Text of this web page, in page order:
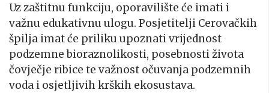
Uz zaštitnu funkciju, oporavilište će imati i
važnu edukativnu ulogu. Posjetitelji Cerovačkih
špilja imat će priliku upoznati vrijednost
podzemne bioraznolikosti, posebnosti života
čovječje ribice te važnost očuvanja podzemnih
voda i osjetljivih krških ekosustava.